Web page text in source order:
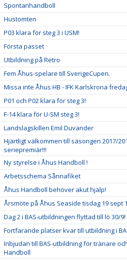
Spontanhandboll
Hustomten
P03 klara för steg 3 i USM!
Första passet
Utbildning på Retro
Fem Åhus-spelare till SverigeCupen.
Missa inte Åhus HB - IFK Karlskrona
P01 och P02 klara för steg 3!
F-14 klara för U-SM steg 3!
Landslagskillen Emil Duvander
Hjärtligt välkommen till säsongen 2017/
seriepremiär!!!
Ny styrelse i Åhus Handboll !
Arbetsschema Sånnafiket
Åhus Handboll behöver akut hjälp!
Årsmöte på Åhus Seaside tisdag 19 sept
Dag 2 i BAS-utbildningen flyttad till lö 30/9!
Fortfarande platser kvar till utbildning i
Inbjudan till BAS-utbildning för tränare
Handboll